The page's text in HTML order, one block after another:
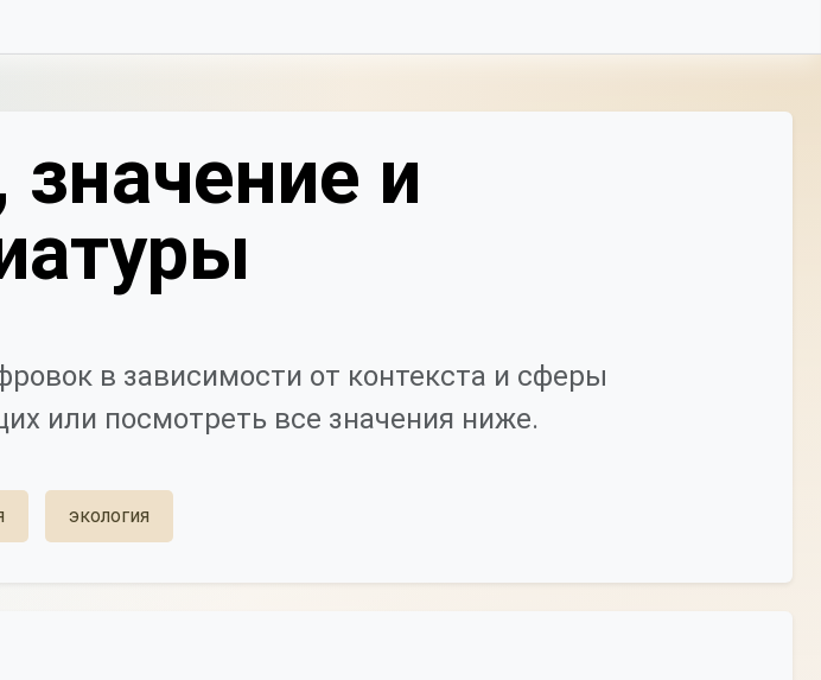
и
в зависимости от контекста и сферы
или посмотреть все значения ниже.
экология